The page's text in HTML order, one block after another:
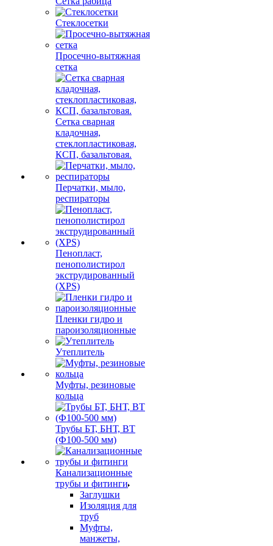
Сетка рабица
Стеклосетки
Просечно-вытяжная
сетка
Сетка сварная
кладочная,
стеклопластиковая,
КСП, базальтовая.
Перчатки, мыло,
респираторы
Пенопласт,
пенополистирол
экструдированный
(XPS)
Пленки гидро и
пароизоляционные
Утеплитель
Муфты, резиновые
кольца
Трубы БТ, БНТ, ВТ
(Ф100-500 мм)
Канализационные
трубы и фитинги
Заглушки
Изоляция для
труб
Муфты,